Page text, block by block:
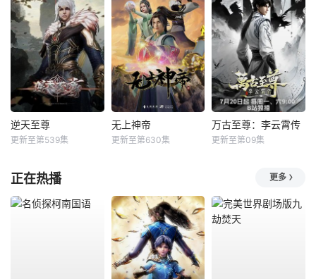
逆天至尊
更新至第539集
无上神帝
更新至第630集
万古至尊：李云霄传
更新至第09集
正在热播 更多